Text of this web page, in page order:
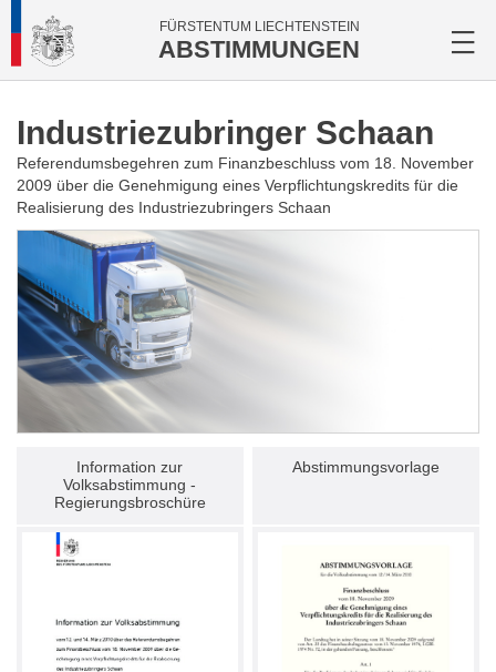
FÜRSTENTUM LIECHTENSTEIN
ABSTIMMUNGEN
Industriezubringer Schaan
Referendumsbegehren zum Finanzbeschluss vom 18. November
2009 über die Genehmigung eines Verpflichtungskredits für die
Realisierung des Industriezubringers Schaan
Information zur
Volksabstimmung -
Regierungsbroschüre
Abstimmungsvorlage